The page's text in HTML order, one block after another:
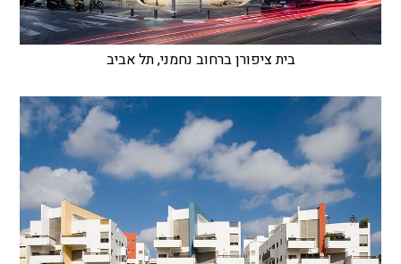
בית ציפורן ברחוב נחמני, תל אביב